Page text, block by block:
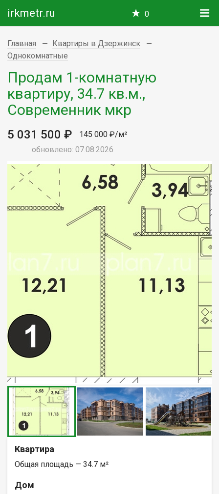
irkmetr.ru 0
Главная
Квартиры в Дзержинск
Однокомнатные
Продам 1-комнатную
квартиру, 34.7 кв.м.,
Современник мкр
5 031 500 ₽
145 000 ₽/м²
обновлено: 07.08.2026
Квартира
Общая площадь — 34.7 м²
Дом